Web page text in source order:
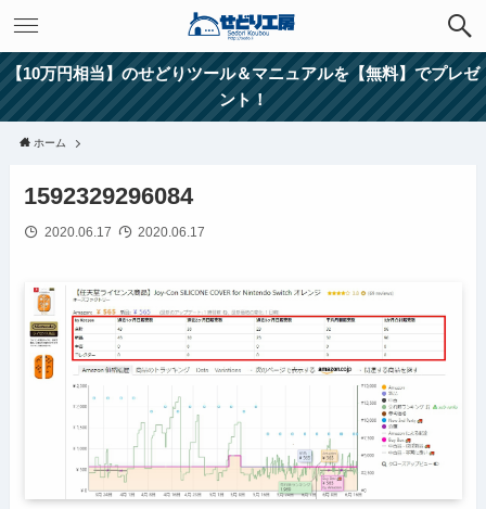
【10万円相当】のせどりツール＆マニュアルを【無料】でプレゼ
ント！
ホーム
1592329296084
2020.06.17 2020.06.17